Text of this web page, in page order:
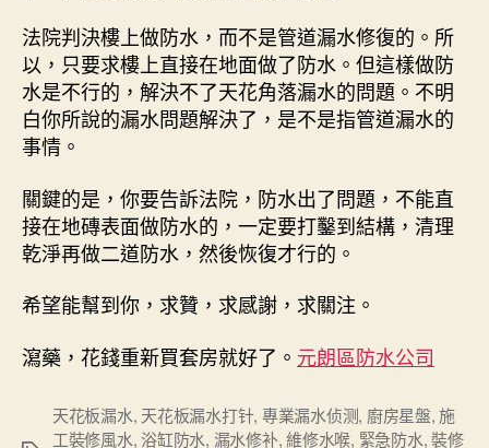
法院判決樓上做防水，而不是管道漏水修復的。所
以，只要求樓上直接在地面做了防水。但這樣做防
水是不行的，解決不了天花角落漏水的問題。不明
白你所說的漏水問題解決了，是不是指管道漏水的
事情。
關鍵的是，你要告訴法院，防水出了問題，不能直
接在地磚表面做防水的，一定要打鑿到結構，清理
乾淨再做二道防水，然後恢復才行的。
希望能幫到你，求贊，求感謝，求關注。
瀉藥，花錢重新買套房就好了。 元朗區防水公司
天花板漏水, 天花板漏水打针, 專業漏水侦测, 廚房星盤,施
工裝修風水, 浴缸防水, 漏水修补,維修水喉, 緊急防水,裝修